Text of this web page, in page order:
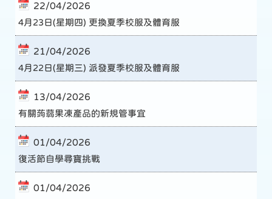
22/04/2026
4月23日(星期四) 更換夏季校服及體育服
21/04/2026
4月22日(星期三) 派發夏季校服及體育服
13/04/2026
有關蒟蒻果凍產品的新規管事宜
01/04/2026
復活節自學尋寶挑戰
01/04/2026